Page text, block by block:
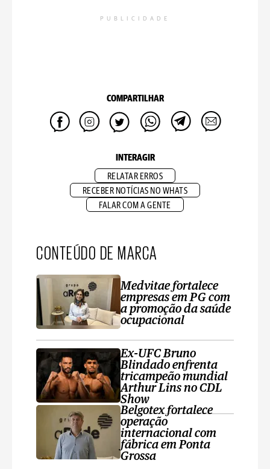
PUBLICIDADE
COMPARTILHAR
INTERAGIR
RELATAR ERROS
RECEBER NOTÍCIAS NO WHATS
FALAR COM A GENTE
CONTEÚDO DE MARCA
Medvitae fortalece
empresas em PG com
a promoção da saúde
ocupacional
Ex-UFC Bruno
Blindado enfrenta
tricampeão mundial
Arthur Lins no CDL
Show
Belgotex fortalece
operação
internacional com
fábrica em Ponta
Grossa